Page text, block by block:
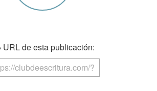
URL de esta publicación: